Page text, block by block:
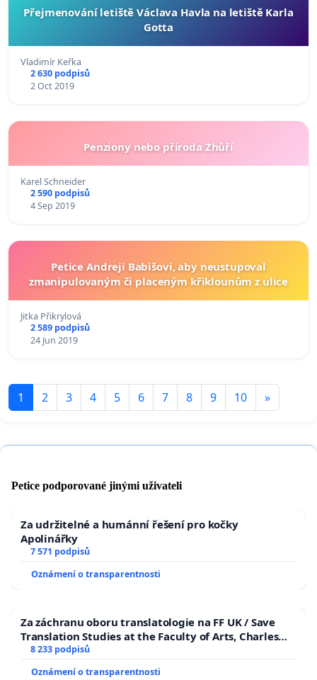
Přejmenování letiště Václava Havla na letiště Karla
Gotta
Vladimír Keřka
2 630 podpisů
2 Oct 2019
Penziony nebo příroda Zhůří
Karel Schneider
2 590 podpisů
4 Sep 2019
Petice Andreji Babišovi, aby neustupoval
zmanipulovaným či placeným křiklounům z ulice
Jitka Přikrylová
2 589 podpisů
24 Jun 2019
1 2 3 4 5 6 7 8 9 10 »
Petice podporované jinými uživateli
Za udržitelné a humánní řešení pro kočky
Apolinářky
7 571 podpisů
Oznámení o transparentnosti
Za záchranu oboru translatologie na FF UK / Save
Translation Studies at the Faculty of Arts, Charles
University
8 233 podpisů
Oznámení o transparentnosti